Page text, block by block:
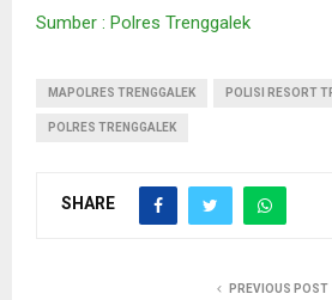
Sumber : Polres Trenggalek
MAPOLRES TRENGGALEK POLISI RESORT
POLRES TRENGGALEK
SHARE
PREVIOUS POST